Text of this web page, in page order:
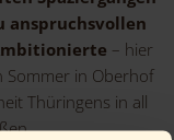
anspruchsvollen
– hier
Sommer in Oberhof
Thüringens in all